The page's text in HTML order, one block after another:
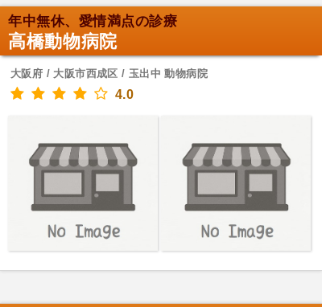
年中無休、愛情満点の診療
高橋動物病院
大阪府 / 大阪市西成区 / 玉出中 動物病院
4.0